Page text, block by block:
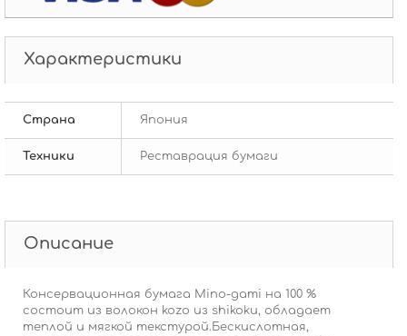
Характеристики
Страна Япония
Техники Реставрация бумаги
Описание
Консервационная бумага Mino-gami на 100 %
состоит из волокон kozo из shikoku, обладает
теплой и мягкой текстурой.Бескислотная,